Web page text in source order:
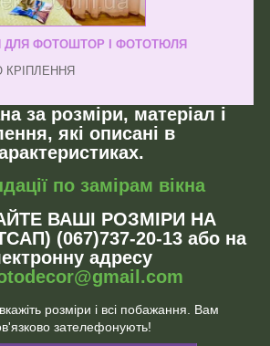
ДЛЯ ФОТОШТОР І ФОТОТЮЛЯ
КРІПЛЕННЯ
за розміри, матеріал і
які описані в
по замірам вікна
ВАШІ РОЗМІРИ НА
(067)737-20-13 або на
адресу
розміри і всі побажання. Вам
зателефонують!